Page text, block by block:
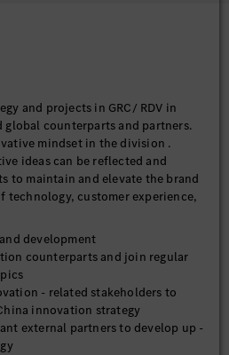
and projects in GRC/ RDV in
counterparts and partners.
mindset in the division .
ideas can be reflected and
to maintain and elevate the brand
technology, customer experience,
development
counterparts and join regular
- related stakeholders to
innovation strategy
external partners to develop up -